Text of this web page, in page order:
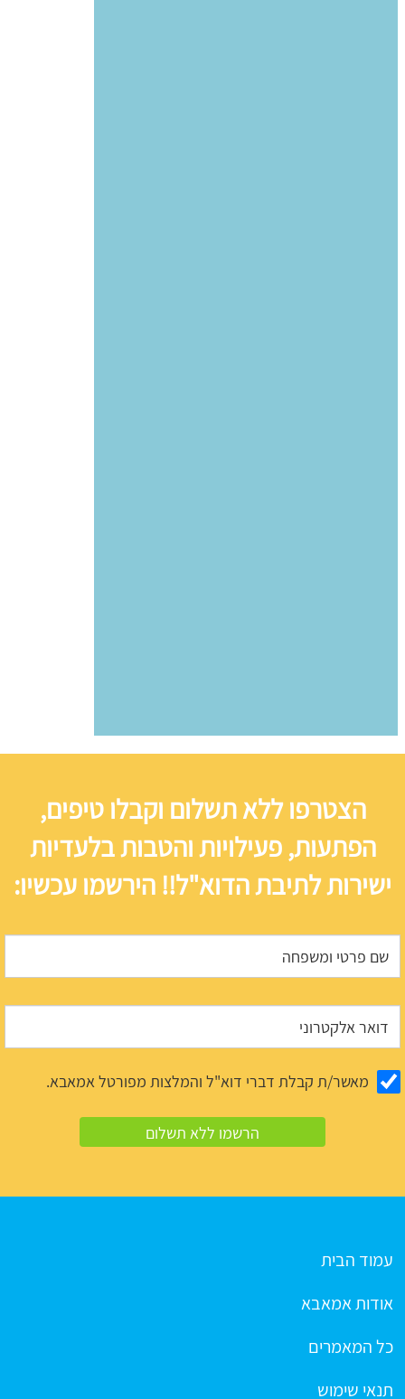
הצטרפו ללא תשלום וקבלו טיפים,
הפתעות, פעילויות והטבות בלעדיות
ישירות לתיבת הדוא"ל!! הירשמו עכשיו:
מאשר/ת קבלת דברי דוא"ל והמלצות מפורטל אמאבא.
עמוד הבית
אודות אמאבא
כל המאמרים
תנאי שימוש